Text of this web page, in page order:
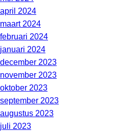
april 2024
maart 2024
februari 2024
januari 2024
december 2023
november 2023
oktober 2023
september 2023
augustus 2023
juli 2023